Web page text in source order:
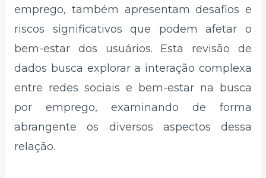
emprego, também apresentam desafios e
riscos significativos que podem afetar o
bem-estar dos usuários. Esta revisão de
dados busca explorar a interação complexa
entre redes sociais e bem-estar na busca
por emprego, examinando de forma
abrangente os diversos aspectos dessa
relação.